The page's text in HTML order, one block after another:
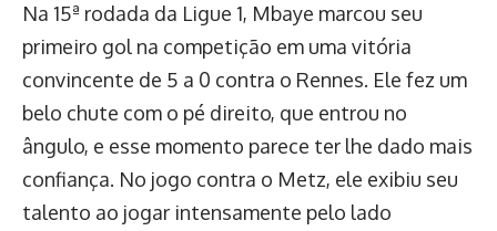
Na 15ª rodada da Ligue 1, Mbaye marcou seu
primeiro gol na competição em uma vitória
convincente de 5 a 0 contra o Rennes. Ele fez um
belo chute com o pé direito, que entrou no
ângulo, e esse momento parece ter lhe dado mais
confiança. No jogo contra o Metz, ele exibiu seu
talento ao jogar intensamente pelo lado